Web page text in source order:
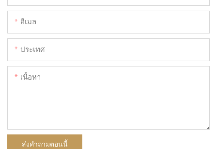
อีเมล
ประเทศ
เนื้อหา
ส่งคำถามตอนนี้